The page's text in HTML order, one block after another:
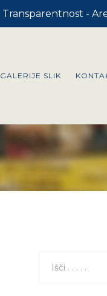
Transparentnost -
GALERIJE SLIK